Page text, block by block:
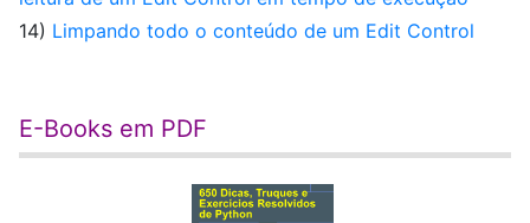
14) Limpando todo o conteúdo de um Edit Control
E-Books em PDF